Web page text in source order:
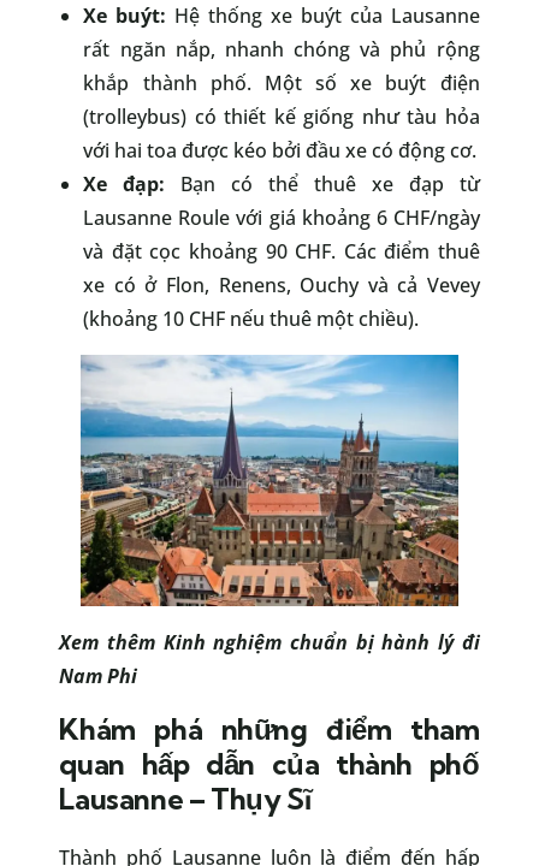
Xe buýt: Hệ thống xe buýt của Lausanne
rất ngăn nắp, nhanh chóng và phủ rộng
khắp thành phố. Một số xe buýt điện
(trolleybus) có thiết kế giống như tàu hỏa
với hai toa được kéo bởi đầu xe có động cơ.
Xe đạp: Bạn có thể thuê xe đạp từ
Lausanne Roule với giá khoảng 6 CHF/ngày
và đặt cọc khoảng 90 CHF. Các điểm thuê
xe có ở Flon, Renens, Ouchy và cả Vevey
(khoảng 10 CHF nếu thuê một chiều).
Xem thêm Kinh nghiệm chuẩn bị hành lý đi
Nam Phi
Khám phá những điểm tham
quan hấp dẫn của thành phố
Lausanne – Thụy Sĩ
Thành phố Lausanne luôn là điểm đến hấp